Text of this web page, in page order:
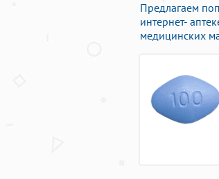
Предлагаем
интернет-
медицинских